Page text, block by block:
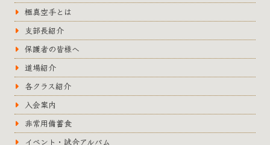
極真空手とは
支部長紹介
保護者の皆様へ
道場紹介
各クラス紹介
入会案内
非常用備蓄食
イベント・試合アルバム